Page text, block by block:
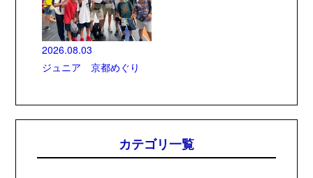
2026.08.03
ジュニア 京都めぐり
カテゴリ一覧